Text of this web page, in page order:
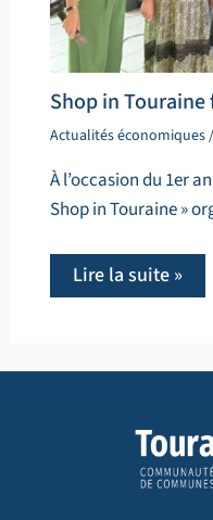
Shop in
Actualités économiques/
À l’occasion du 1er
Shop in Touraine »
Lire la suite »